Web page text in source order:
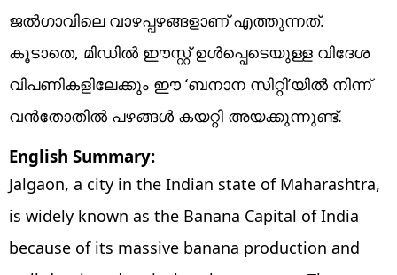
ജൽഗാവിലെ വാഴപ്പഴങ്ങളാണ് എത്തുന്നത്.
കൂടാതെ, മിഡിൽ ഈസ്റ്റ് ഉൾപ്പെടെയുള്ള വിദേശ
വിപണികളിലേക്കും ഈ ‘ബനാന സിറ്റി’യിൽ നിന്ന്
വൻതോതിൽ പഴങ്ങൾ കയറ്റി അയക്കുന്നുണ്ട്.
English Summary:
Jalgaon, a city in the Indian state of Maharashtra,
is widely known as the Banana Capital of India
because of its massive banana production and